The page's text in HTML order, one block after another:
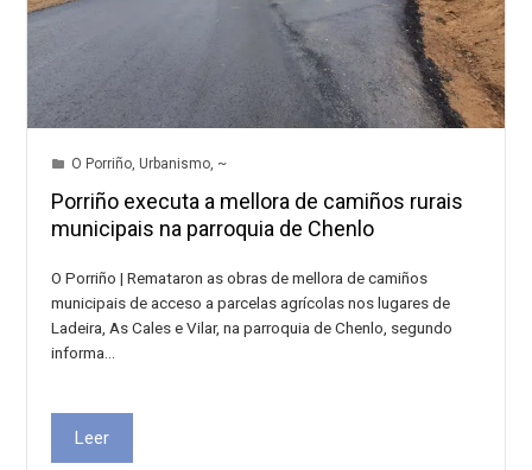
O Porriño, Urbanismo, ~
Porriño executa a mellora de camiños rurais
municipais na parroquia de Chenlo
O Porriño | Remataron as obras de mellora de camiños
municipais de acceso a parcelas agrícolas nos lugares de
Ladeira, As Cales e Vilar, na parroquia de Chenlo, segundo
informa…
Leer